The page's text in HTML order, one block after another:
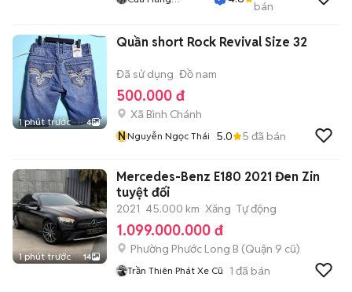
bán
1 phút trước 4
Quần short Rock Revival Size 32
Đã sử dụng Đồ nam
500.000 đ
Xã Bình Chánh
NNguyễn Ngọc Thái 5.0 5 đã bán
1 phút trước 14
Mercedes-Benz E180 2021 Đen Zin
tuyệt đối
2021 45.000 km Xăng Tự động
1.099.000.000 đ
Phường Phước Long B (Quận 9 cũ)
Trần Thiên Phát Xe Cũ 1 đã bán